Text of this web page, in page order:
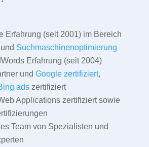
Erfahrung (seit 2001) im Bereich
Suchmaschinenoptimierung
Erfahrung (seit 2004)
und Google zertifiziert,
adszertifiziert
Applications zertifiziert sowie
Team von Spezialisten und